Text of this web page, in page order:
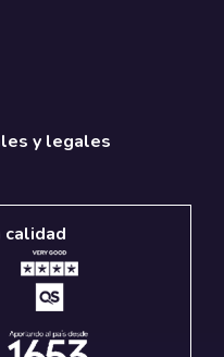
y legales
calidad